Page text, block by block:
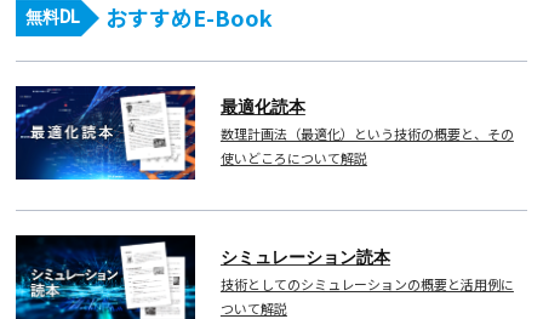
無料DL おすすめE-Book
最適化読本
数理計画法（最適化）という技術の概要と、その
使いどころについて解説
シミュレーション読本
技術としてのシミュレーションの概要と活用例に
ついて解説